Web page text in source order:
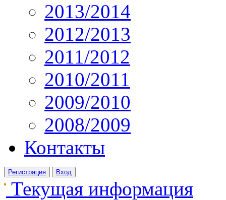
2013/2014
2012/2013
2011/2012
2010/2011
2009/2010
2008/2009
Контакты
Регистрация Вход
Текущая информация